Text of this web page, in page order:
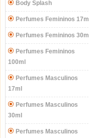
Body Splash
Perfumes Femininos 17ml
Perfumes Femininos 30ml
Perfumes Femininos
100ml
Perfumes Masculinos
17ml
Perfumes Masculinos
30ml
Perfumes Masculinos